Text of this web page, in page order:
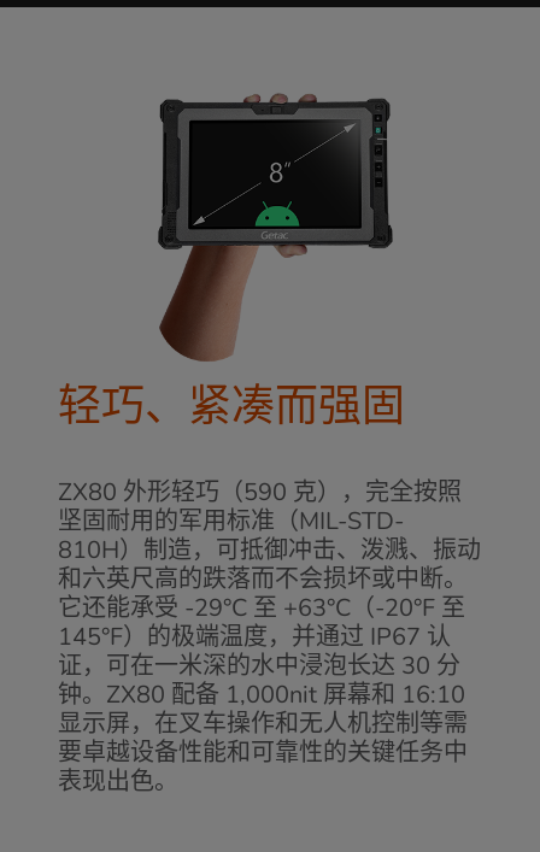
轻巧、紧凑而强固
ZX80 外形轻巧（590 克），完全按照
坚固耐用的军用标准（MIL-STD-
810H）制造，可抵御冲击、泼溅、振动
和六英尺高的跌落而不会损坏或中断。
它还能承受 -29°C 至 +63°C（-20°F 至
145°F）的极端温度，并通过 IP67 认
证，可在一米深的水中浸泡长达 30 分
钟。ZX80 配备 1,000nit 屏幕和 16:10
显示屏，在叉车操作和无人机控制等需
要卓越设备性能和可靠性的关键任务中
表现出色。